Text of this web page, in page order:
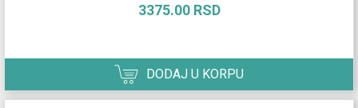
3375.00 RSD
DODAJ U KORPU